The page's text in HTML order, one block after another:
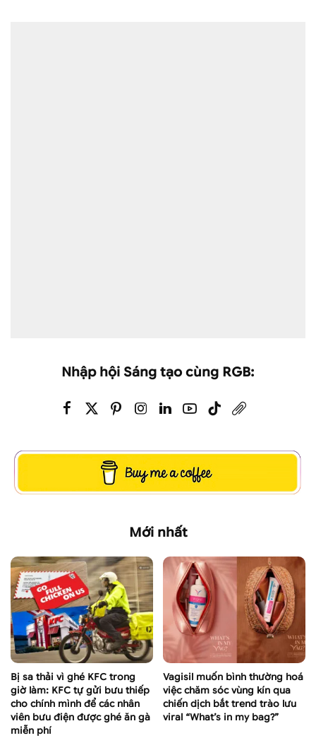
Nhập hội Sáng tạo cùng RGB:
Mới nhất
Bị sa thải vì ghé KFC trong
giờ làm: KFC tự gửi bưu thiếp
cho chính mình để các nhân
viên bưu điện được ghé ăn gà
miễn phí
Vagisil muốn bình thường hoá
việc chăm sóc vùng kín qua
chiến dịch bắt trend trào lưu
viral “What’s in my bag?”